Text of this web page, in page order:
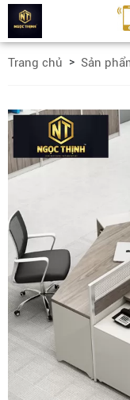
Trang chủ Sản